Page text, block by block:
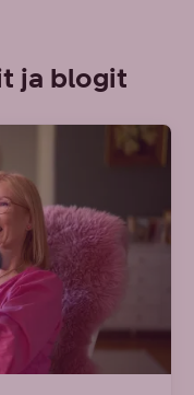
ja blogit